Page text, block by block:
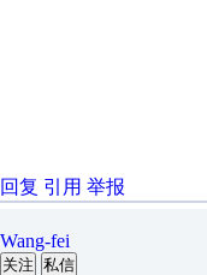
回复 引用 举报
Wang-fei
关注 私信